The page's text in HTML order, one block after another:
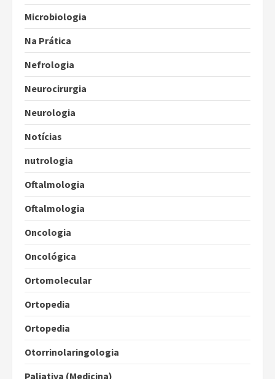
Microbiologia
Na Prática
Nefrologia
Neurocirurgia
Neurologia
Notícias
nutrologia
Oftalmologia
Oftalmologia
Oncologia
Oncológica
Ortomolecular
Ortopedia
Ortopedia
Otorrinolaringologia
Paliativa (Medicina)